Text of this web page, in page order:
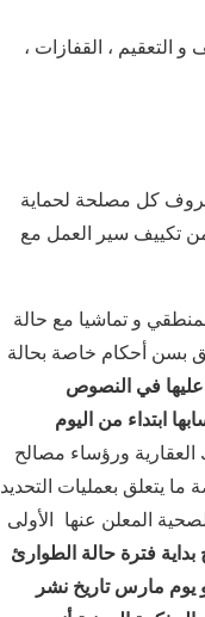
التعقيم ، القفازات ،
ظروف كل مصلحة لحماية
تكييف سير العمل مع
و تماشيا مع حالة
بسن أحكام خاصة بحالة
في النصوص
ابتداء من اليوم
ورؤساء مصالح
ما يتعلق بعمليات التحديد
المعلن عنها الأولى
فترة حالة الطوارئ
يوم مارس تاريخ نشر